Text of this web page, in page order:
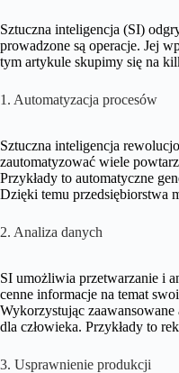
Sztuczna inteligencja (SI)
prowadzone są operacje. Jej
tym artykule skupimy się na
1. Automatyzacja procesów
Sztuczna inteligencja
zautomatyzować wiele
Przykłady to automatyczne
Dzięki temu przedsiębiorstwa
2. Analiza danych
SI umożliwia przetwarzanie i
cenne informacje na temat
Wykorzystując
dla człowieka. Przykłady to
3. Usprawnienie produkcji